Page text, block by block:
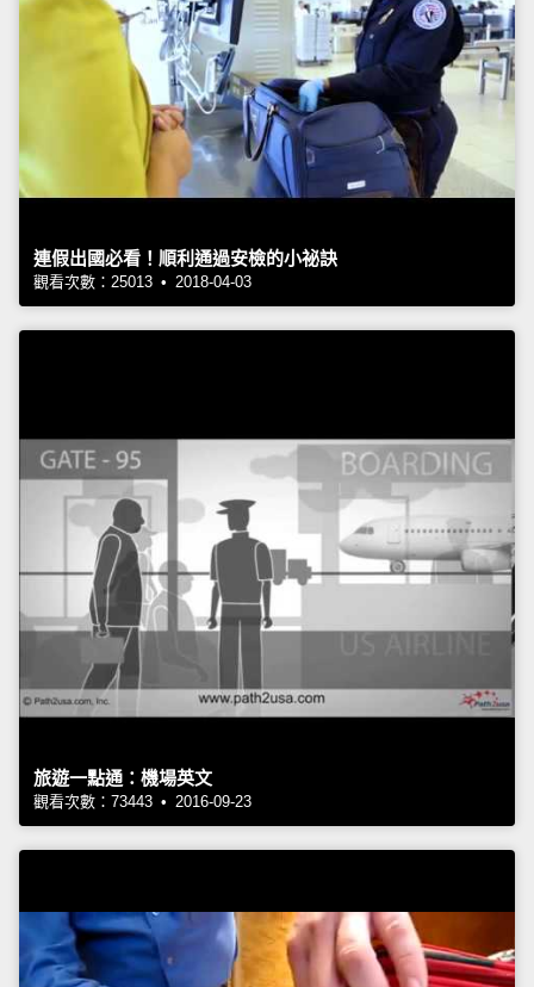
連假出國必看！順利通過安檢的小祕訣
觀看次數：25013 • 2018-04-03
旅遊一點通：機場英文
觀看次數：73443 • 2016-09-23